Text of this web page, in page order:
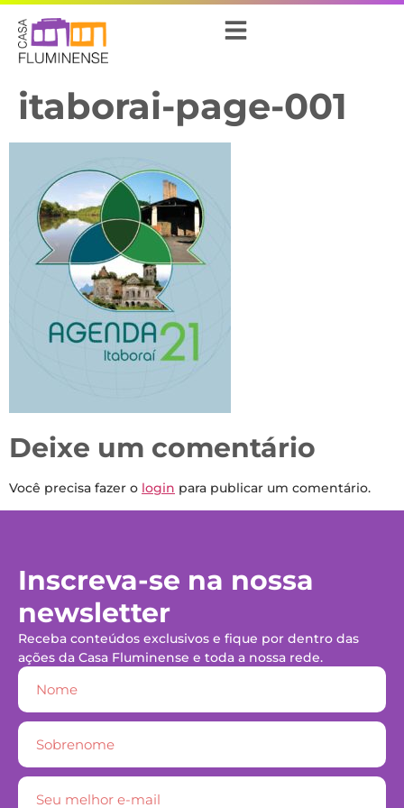
itaborai-page-001
Deixe um comentário
Você precisa fazer o login para publicar um comentário.
Inscreva-se na nossa
newsletter
Receba conteúdos exclusivos e fique por dentro das
ações da Casa Fluminense e toda a nossa rede.